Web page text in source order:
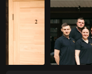
ПАРНІ МАСАЖІ
Сеанс для двох —